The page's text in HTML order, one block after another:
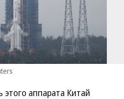
аппарата Китай